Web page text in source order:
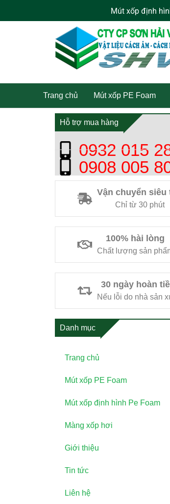
Mút xốp định hình –
Trang chủ Mút xốp PE Foam
Hỗ trợ mua hàng
0932 015
0908 005
Vận chuyển siêu
Chỉ từ 30 phút
100% hài lòng
Chất lượng sản
30 ngày hoàn
Nếu lỗi do nhà sản
Danh mục
Trang chủ
Mút xốp PE Foam
Mút xốp định hình Pe Foam
Màng xốp hơi
Giới thiệu
Tin tức
Liên hệ